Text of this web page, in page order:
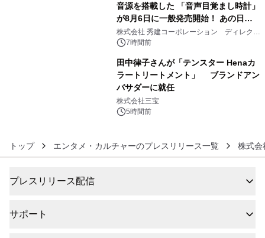
音源を搭載した 「音声目覚まし時計」
が8月6日に一般発売開始！ あの日の
大興奮が今甦る
株式会社 秀建コーポレーション ディレクト
アートギャラリー
7時間前
田中律子さんが「テンスター Henaカ
ラートリートメント」 ブランドアン
バサダーに就任
株式会社三宝
5時間前
トップ エンタメ・カルチャーのプレスリリース一覧 株式会
プレスリリース配信
サポート